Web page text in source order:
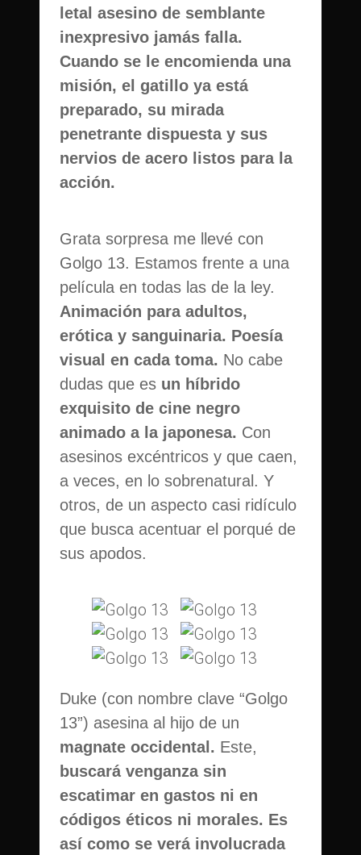
letal asesino de semblante
inexpresivo jamás falla.
Cuando se le encomienda una
misión, el gatillo ya está
preparado, su mirada
penetrante dispuesta y sus
nervios de acero listos para la
acción.
Grata sorpresa me llevé con
Golgo 13. Estamos frente a una
película en todas las de la ley.
Animación para adultos,
erótica y sanguinaria. Poesía
visual en cada toma. No cabe
dudas que es un híbrido
exquisito de cine negro
animado a la japonesa. Con
asesinos excéntricos y que caen,
a veces, en lo sobrenatural. Y
otros, de un aspecto casi ridículo
que busca acentuar el porqué de
sus apodos.
Duke (con nombre clave “Golgo
13”) asesina al hijo de un
magnate occidental. Este,
buscará venganza sin
escatimar en gastos ni en
códigos éticos ni morales. Es
así como se verá involucrada